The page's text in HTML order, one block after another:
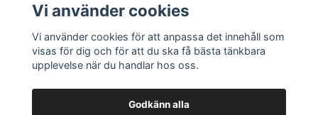
Vi använder cookies
Vi använder cookies för att anpassa det innehåll som
visas för dig och för att du ska få bästa tänkbara
upplevelse när du handlar hos oss.
Godkänn alla